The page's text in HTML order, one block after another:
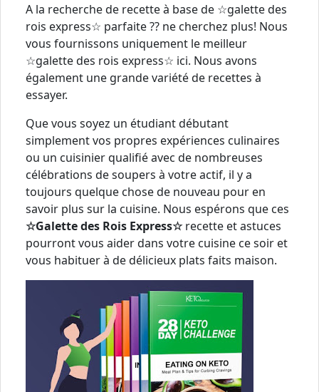
A la recherche de recette à base de ☆galette des
rois express☆ parfaite ?? ne cherchez plus! Nous
vous fournissons uniquement le meilleur
☆galette des rois express☆ ici. Nous avons
également une grande variété de recettes à
essayer.
Que vous soyez un étudiant débutant
simplement vos propres expériences culinaires
ou un cuisinier qualifié avec de nombreuses
célébrations de soupers à votre actif, il y a
toujours quelque chose de nouveau pour en
savoir plus sur la cuisine. Nous espérons que ces
☆Galette des Rois Express☆recette et astuces
pourront vous aider dans votre cuisine ce soir et
vous habituer à de délicieux plats faits maison.